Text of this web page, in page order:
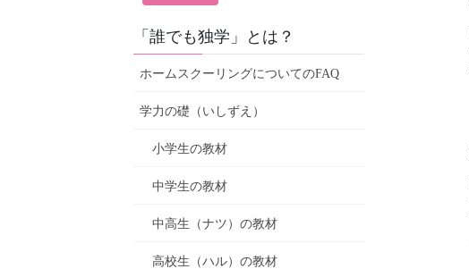
「誰でも独学」とは？
ホームスクーリングについてのFAQ
学力の礎（いしずえ）
小学生の教材
中学生の教材
中高生（ナツ）の教材
高校生（ハル）の教材